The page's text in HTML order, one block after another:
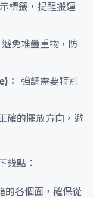
標籤，提醒搬運
避免堆疊重物，防
：
強調需要特別
確的擺放方向，避
幾點：
的各個面，確保從